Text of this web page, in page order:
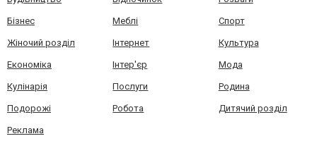
Бізнес Меблі Спорт
Жіночий розділ Інтернет Культура
Економіка Інтер'єр Мода
Кулінарія Послуги Родина
Подорожі Робота Дитячий розділ
Реклама